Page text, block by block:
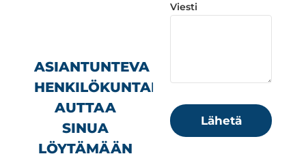
ASIANTUNTEVA
HENKILÖKUNTAMME
AUTTAA
SINUA
LÖYTÄMÄÄN
Viesti
Lähetä